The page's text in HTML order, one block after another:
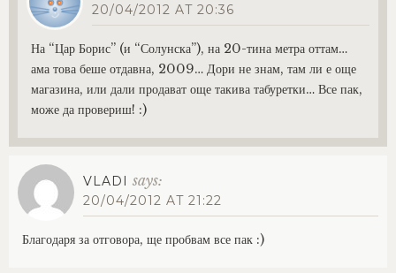
20/04/2012 AT 20:36
На “Цар Борис” (и “Солунска”), на 20-тина метра оттам…
ама това беше отдавна, 2009… Дори не знам, там ли е още
магазина, или дали продават още такива табуретки… Все пак,
може да провериш! :)
VLADI says:
20/04/2012 AT 21:22
Благодаря за отговора, ще пробвам все пак :)